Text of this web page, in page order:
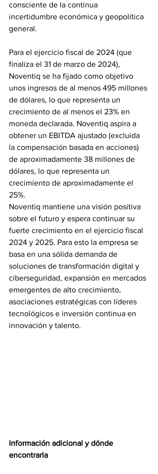
consciente de la continua
incertidumbre económica y geopolítica
general.
Para el ejercicio fiscal de 2024 (que
finaliza el 31 de marzo de 2024),
Noventiq se ha fijado como objetivo
unos ingresos de al menos 495 millones
de dólares, lo que representa un
crecimiento de al menos el 23% en
moneda declarada. Noventiq aspira a
obtener un EBITDA ajustado (excluida
la compensación basada en acciones)
de aproximadamente 38 millones de
dólares, lo que representa un
crecimiento de aproximadamente el
25%.
Noventiq mantiene una visión positiva
sobre el futuro y espera continuar su
fuerte crecimiento en el ejercicio fiscal
2024 y 2025. Para esto la empresa se
basa en una sólida demanda de
soluciones de transformación digital y
ciberseguridad, expansión en mercados
emergentes de alto crecimiento,
asociaciones estratégicas con líderes
tecnológicos e inversión continua en
innovación y talento.
Información adicional y dónde
encontrarla